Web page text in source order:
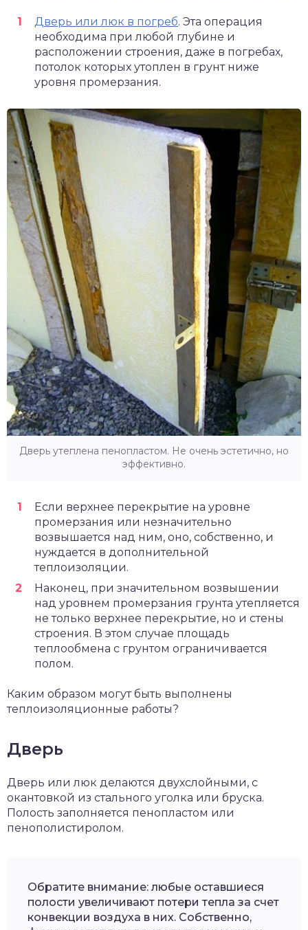
Дверь или люк в погреб. Эта операция
необходима при любой глубине и
расположении строения, даже в погребах,
потолок которых утоплен в грунт ниже
уровня промерзания.
Дверь утеплена пенопластом. Не очень эстетично, но
эффективно.
Если верхнее перекрытие на уровне
промерзания или незначительно
возвышается над ним, оно, собственно, и
нуждается в дополнительной
теплоизоляции.
Наконец, при значительном возвышении
над уровнем промерзания грунта утепляется
не только верхнее перекрытие, но и стены
строения. В этом случае площадь
теплообмена с грунтом ограничивается
полом.
Каким образом могут быть выполнены
теплоизоляционные работы?
Дверь
Дверь или люк делаются двухслойными, с
окантовкой из стального уголка или бруска.
Полость заполняется пенопластом или
пенополистиролом.
Обратите внимание: любые оставшиеся
полости увеличивают потери тепла за счет
конвекции воздуха в них. Собственно,